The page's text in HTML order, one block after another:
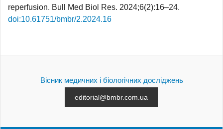
reperfusion. Bull Med Biol Res. 2024;6(2):16–24.
doi:10.61751/bmbr/2.2024.16
Вісник медичних і біологічних досліджень
editorial@bmbr.com.ua